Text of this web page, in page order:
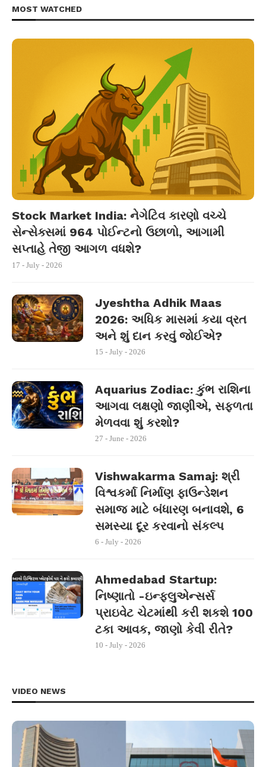
MOST WATCHED
Stock Market India: નેગેટિવ કારણો વચ્ચે
સેન્સેક્સમાં 964 પોઈન્ટનો ઉછાળો, આગામી
સપ્તાહે તેજી આગળ વધશે?
17 - July - 2026
Jyeshtha Adhik Maas
2026: અધિક માસમાં કયા વ્રત
અને શું દાન કરવું જોઈએ?
15 - July - 2026
Aquarius Zodiac: કુંભ રાશિના
આગવા લક્ષણો જાણીએ, સફળતા
મેળવવા શું કરશો?
27 - June - 2026
Vishwakarma Samaj: શ્રી
વિશ્વકર્મા નિર્માણ ફાઉન્ડેશન
સમાજ માટે બંધારણ બનાવશે, 6
સમસ્યા દૂર કરવાનો સંકલ્પ
6 - July - 2026
Ahmedabad Startup:
નિષ્ણાતો -ઇન્ફ્લુએન્સર્સ
પ્રાઇવેટ ચેટમાંથી કરી શકશે 100
ટકા આવક, જાણો કેવી રીતે?
10 - July - 2026
VIDEO NEWS